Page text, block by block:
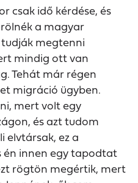
csak idő kérdése, és
a magyar
megtenni
mindig ott van
Tehát már régen
migráció ügyben.
mert volt egy
és azt tudom
elvtársak, ez a
én innen egy tapodtat
rögtön megértik, mert